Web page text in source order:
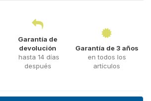
Garantía de
devolución
hasta 14 días
después
Garantía de 3 años
en todos los
artículos